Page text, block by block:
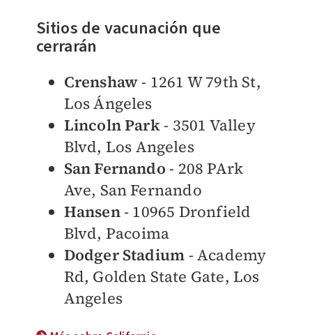
Sitios de vacunación que
cerrarán
Crenshaw- 1261 W 79th St,
Los Ángeles
Lincoln Park- 3501 Valley
Blvd, Los Angeles
San Fernando - 208 PArk
Ave, San Fernando
Hansen- 10965 Dronfield
Blvd, Pacoima
Dodger Stadium - Academy
Rd, Golden State Gate, Los
Angeles